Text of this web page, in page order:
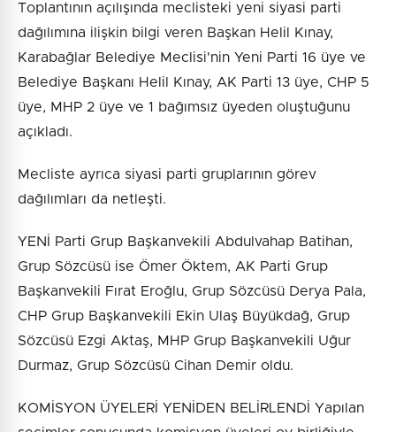
Toplantının açılışında meclisteki yeni siyasi parti
dağılımına ilişkin bilgi veren Başkan Helil Kınay,
Karabağlar Belediye Meclisi'nin Yeni Parti 16 üye ve
Belediye Başkanı Helil Kınay, AK Parti 13 üye, CHP 5
üye, MHP 2 üye ve 1 bağımsız üyeden oluştuğunu
açıkladı.
Mecliste ayrıca siyasi parti gruplarının görev
dağılımları da netleşti.
YENİ Parti Grup Başkanvekili Abdulvahap Batihan,
Grup Sözcüsü ise Ömer Öktem, AK Parti Grup
Başkanvekili Fırat Eroğlu, Grup Sözcüsü Derya Pala,
CHP Grup Başkanvekili Ekin Ulaş Büyükdağ, Grup
Sözcüsü Ezgi Aktaş, MHP Grup Başkanvekili Uğur
Durmaz, Grup Sözcüsü Cihan Demir oldu.
KOMİSYON ÜYELERİ YENİDEN BELİRLENDİ Yapılan